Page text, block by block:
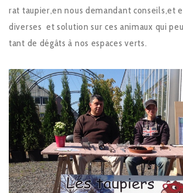
rat taupier,en nous demandant conseils,et
diverses et solution sur ces animaux qui
tant de dégâts à nos espaces verts.